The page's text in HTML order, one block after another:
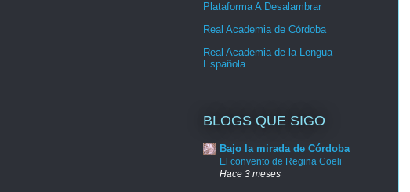
Plataforma A Desalambrar
Real Academia de Córdoba
Real Academia de la Lengua
Española
BLOGS QUE SIGO
Bajo la mirada de Córdoba
El convento de Regina Coeli
Hace 3 meses